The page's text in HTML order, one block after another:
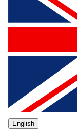
English